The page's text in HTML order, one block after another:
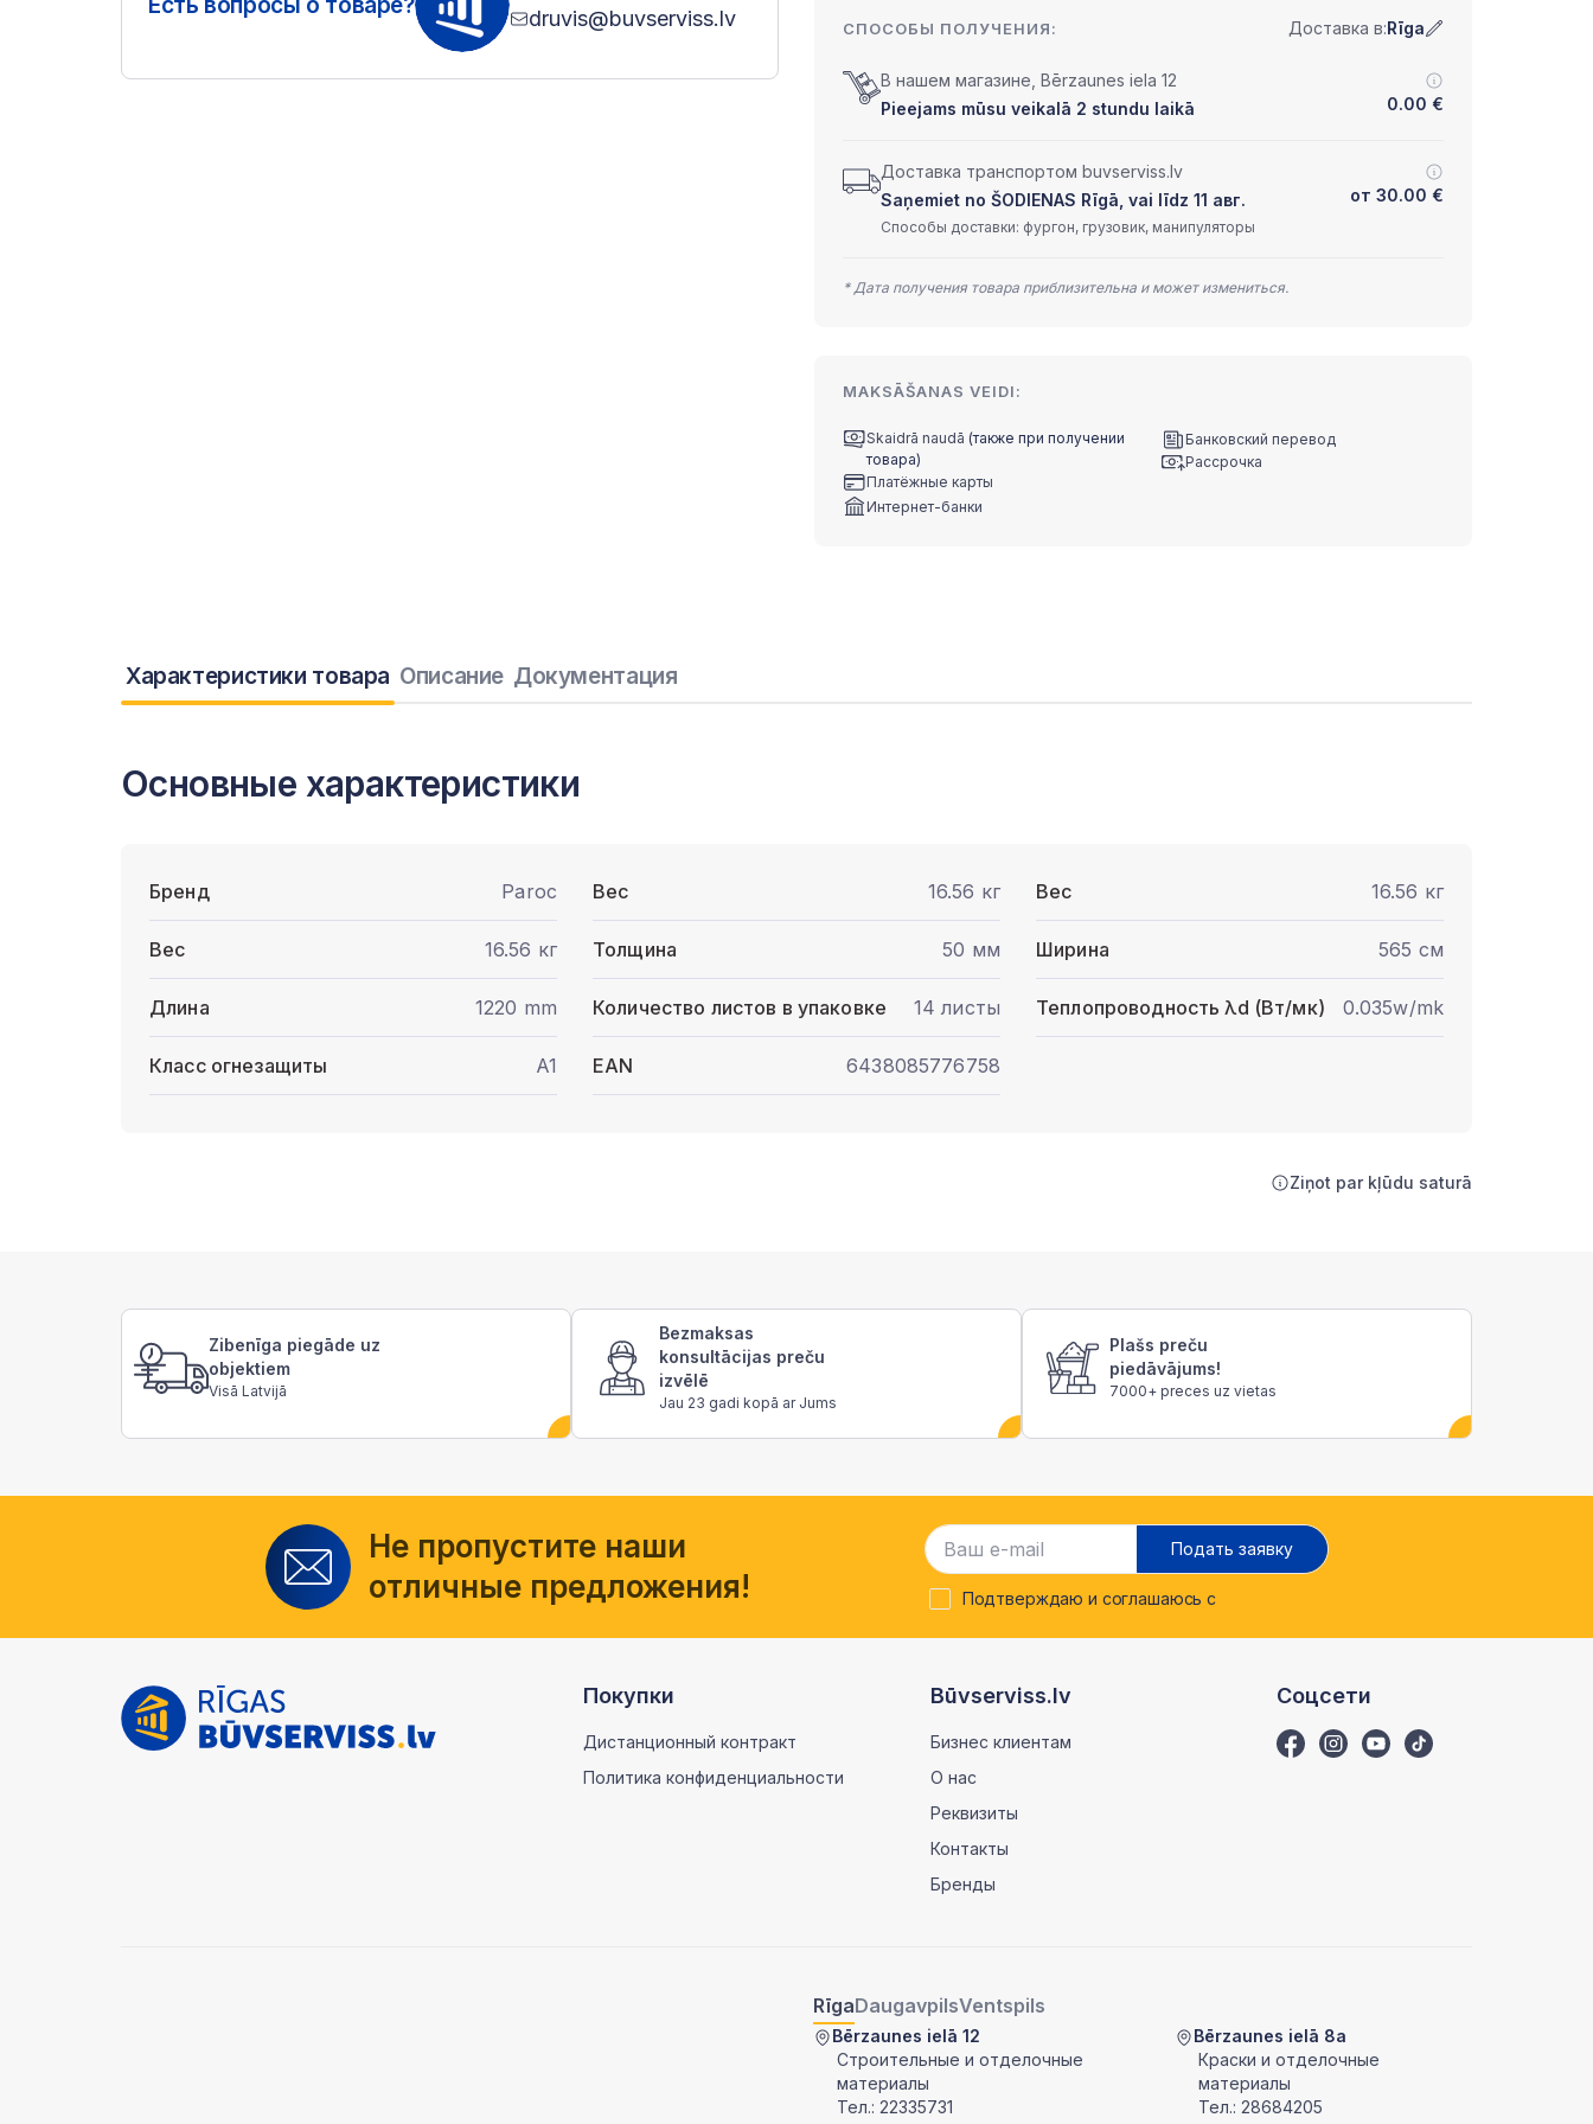
druvis@buvserviss.lv СПОСОБЫ ПОЛУЧЕНИЯ: Доставка в:Rīga
В нашем магазине, Bērzaunes iela 12
Pieejams mūsu veikalā 2 stundu laikā
0.00 €
Доставка транспортом buvserviss.lv
Saņemiet no ŠODIENAS Rīgā, vai līdz 11 авг.
от 30.00 €
Способы доставки: фургон, грузовик, манипуляторы
* Дата получения товара приблизительна и может измениться.
MAKSĀŠANAS VEIDI:
Skaidrā naudā (также при получении
товара)
Платёжные карты
Интернет-банки
Банковский перевод
Рассрочка
Характеристики товара Описание Документация
Основные характеристики
Бренд Paroc Вес 16.56 кг Вес 16.56 кг
Вес 16.56 кг Толщина 50 мм Ширина 565 см
Длина 1220 mm Количество листов в упаковке 14 листы Теплопроводность λd (Вт/мк) 0.035w/mk
Класс огнезащиты A1 EAN 6438085776758
Ziņot par kļūdu saturā
Zibenīga piegāde uz
objektiem
Visā Latvijā
Bezmaksas
konsultācijas preču
izvēlē
Jau 23 gadi kopā ar Jums
Plašs preču
piedāvājums!
7000+ preces uz vietas
Не пропустите наши
отличные предложения!
Подать заявку
Подтверждаю и соглашаюсь с
Покупки
Дистанционный контракт
Политика конфиденциальности
Būvserviss.lv
Бизнес клиентам
О нас
Реквизиты
Контакты
Бренды
Соцсети
RīgaDaugavpilsVentspils
Bērzaunes ielā 12
Строительные и отделочные
материалы
Тел.: 22335731
Bērzaunes ielā 8a
Краски и отделочные
материалы
Тел.: 28684205